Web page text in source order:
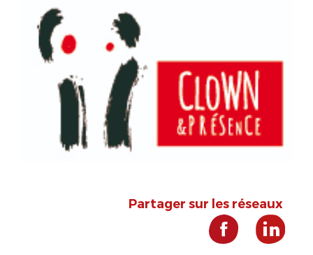
Partager sur les réseaux